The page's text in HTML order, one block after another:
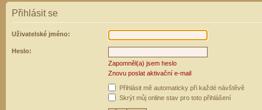
Přihlásit se
Uživatelské jméno:
Heslo:
Zapomněl(a) jsem heslo
Znovu poslat aktivační e-mail
Přihlásit mě automaticky při každé návštěvě
Skrýt můj online stav pro toto přihlášení